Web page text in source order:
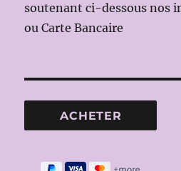
soutenant ci-dessous nos
ou Carte Bancaire